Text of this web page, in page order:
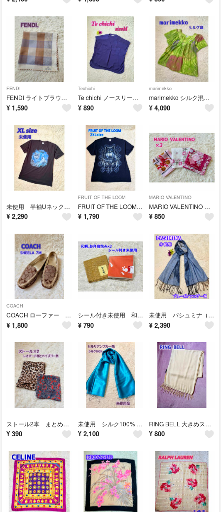
FENDI
FENDI ライトブラウン、ベージュ系 チェック柄 ハンカチ 透かし模様
¥ 1,590
Techichi
Te chichi ノースリーブ Vネック カットソー ネイビー 大きめM
¥ 890
marimekko
marimekko シルク混 大きめS フレンチスリーブ チュニック ボタニカル
¥ 4,090
未使用 半袖Uネック オリジナルTシャツ ブラック UFO、ウルフ柄 XLサイズ
¥ 2,290
FRUIT OF THE LOOM
FRUIT OF THE LOOM アメカジ Tシャツ ウルフ ネイビー 2XL
¥ 1,790
MARIO VALENTINO
MARIO VALENTINO ハンカチ×3 ピンク系 花柄 透かし コイン柄
¥ 850
COACH
COACH ローファー SHEELA ブラウン/ゴールド系 7M 訳有り
¥ 1,800
シール付き未使用 和風 お弁当包み×2 オレンジ系うさぎ柄と、カーキ系
¥ 790
未使用 パシュミナ（カシミヤ）100% ストール くすみ ライトブルー系 羽根
¥ 2,390
ストール2本 まとめ レオパード柄ブラウン系と、ペイズリー柄レッド系
¥ 390
未使用 シルク100% 光沢ツートーン ストール セルリアンブルー系
¥ 2,100
RING BELL 大きめストール アイボリー、クリーム系無地
¥ 800